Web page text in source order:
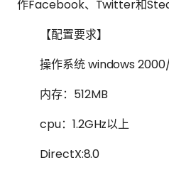
作Facebook、Twitter和
【配置要求】
操作系统 windows
内存：512MB
cpu：1.2GHz以上
DirectX:8.0